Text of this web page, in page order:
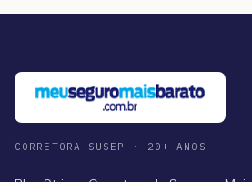
CORRETORA SUSEP · 20+ ANOS